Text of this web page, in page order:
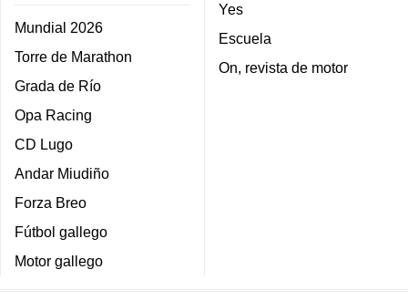
Mundial 2026
Torre de Marathon
Grada de Río
Opa Racing
CD Lugo
Andar Miudiño
Forza Breo
Fútbol gallego
Motor gallego
Yes
Escuela
On, revista de motor